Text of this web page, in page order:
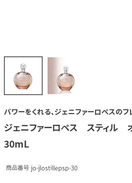
パワーをくれる、ジェニファーロペスのフ
ジェニファーロペス スティル
30mL
商品番号 jo-jlostillepsp-30